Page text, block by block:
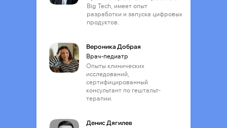
Big Tech, имеет опыт
разработки и запуска цифровых
продуктов.
Вероника Добрая
Опыты клинических
исследований,
сертифицированный
консультант по гештальт-
терапии.
Врач-педиатр
Денис Дягилев